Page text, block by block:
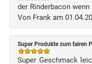
der Rinderbacon wenn
Von Frank am
Super Produkte zum fairen
Super Geschmack